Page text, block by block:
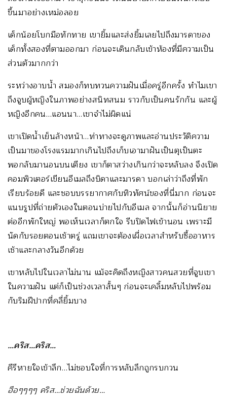
ขึ้นมาอย่างเหม่อลอย
เด็กน้อยโบกมือทักทาย เขายิ้มและส่งยิ้มเลยไปถึงมารดาของ
เด็กทั้งสองที่ตามออกมา ก่อนจะเดินกลับเข้าห้องที่มีความเป็น
ส่วนตัวมากกว่า
ระหว่างอาบน้ำ สมองก็ทบทวนความฝันเมื่อครู่อีกครั้ง ทำไมเขา
ถึงจูบผู้หญิงในภาพอย่างสนิทสนม ราวกับเป็นคนรักกัน และผู้
หญิงอีกคน…แอนนา…เขาจำไม่ผิดแน่
เขาเปิดน้ำเย็นล้างหน้า…ท่าทางจะดูภาพและอ่านประวัติความ
เป็นมาของโรงแรมมากเกินไปถึงเก็บเอามาฝันเป็นตุเป็นตะ
พอกลับมานอนบนเตียง เขาก็ตาสว่างเกินกว่าจะหลับลง จึงเปิด
คอมพิวเตอร์เขียนอีเมลถึงบิดาและมารดา บอกเล่าว่าถึงที่พัก
เรียบร้อยดี และชอบบรรยากาศกับทิวทัศน์ของที่นี่มาก ก่อนจะ
แนบรูปที่ถ่ายตัวเองในตอนบ่ายไปกับอีเมล จากนั้นก็อ่านนิยาย
ต่ออีกพักใหญ่ พอเห็นเวลาก็ตกใจ รีบปิดไฟเข้านอน เพราะมี
นัดกับรอยตอนเช้าตรู่ แถมเขาจะต้องเผื่อเวลาสำหรับซื้ออาหาร
เช้าและกลางวันอีกด้วย
เขาหลับไปในเวลาไม่นาน แม้จะคิดถึงหญิงสาวคนสวยที่จูบเขา
ในความฝัน แต่ก็เป็นช่วงเวลาสั้นๆ ก่อนจะเคลิ้มหลับไปพร้อม
กับริมฝีปากที่คลี่ยิ้มบาง
…คริส…คริส…
คีรีหายใจเข้าลึก…ไม่ชอบใจที่การหลับลึกถูกรบกวน
ฮือๆๆๆๆ คริส…ช่วยฉันด้วย…